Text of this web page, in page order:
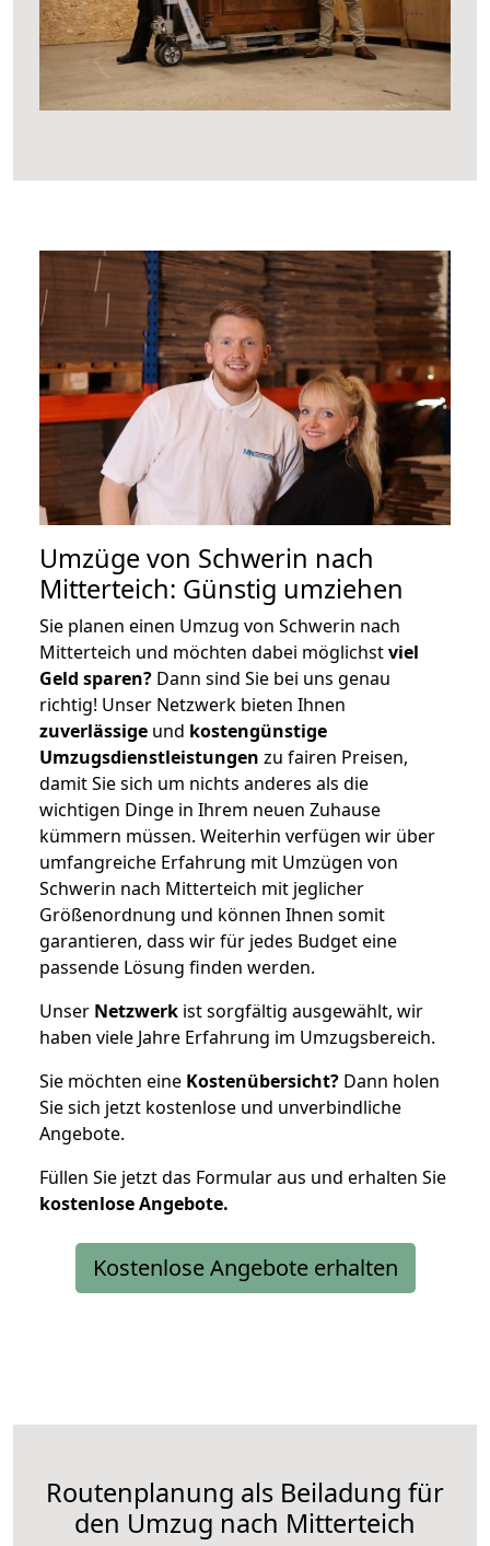
Umzüge von Schwerin nach
Mitterteich: Günstig umziehen
Sie planen einen Umzug von Schwerin nach
Mitterteich und möchten dabei möglichstviel
Geld sparen? Dann sind Sie bei uns genau
richtig! Unser Netzwerk bieten Ihnen
zuverlässige und kostengünstige
Umzugsdienstleistungen zu fairen Preisen,
damit Sie sich um nichts anderes als die
wichtigen Dinge in Ihrem neuen Zuhause
kümmern müssen. Weiterhin verfügen wir über
umfangreiche Erfahrung mit Umzügen von
Schwerin nach Mitterteich mit jeglicher
Größenordnung und können Ihnen somit
garantieren, dass wir für jedes Budget eine
passende Lösung finden werden.
Unser Netzwerk ist sorgfältig ausgewählt, wir
haben viele Jahre Erfahrung im Umzugsbereich.
Sie möchten eine Kostenübersicht? Dann holen
Sie sich jetzt kostenlose und unverbindliche
Angebote.
Füllen Sie jetzt das Formular aus und erhalten Sie
kostenloseAngebote.
Kostenlose Angebote erhalten
Routenplanung als Beiladung für
den Umzug nach Mitterteich